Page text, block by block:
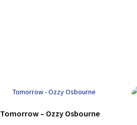
Tomorrow – Ozzy Osbourne